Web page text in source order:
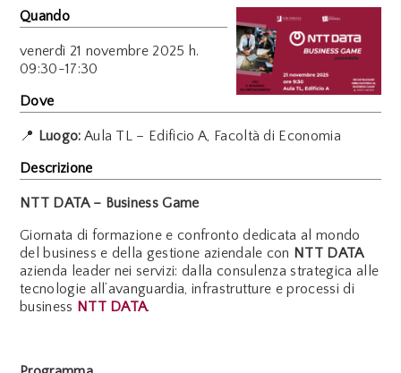
Quando
venerdì 21 novembre 2025 h.
09:30-17:30
Dove
📍 Luogo: Aula TL – Edificio A, Facoltà di Economia
Descrizione
NTT DATA – Business Game
Giornata di formazione e confronto dedicata al mondo
del business e della gestione aziendale con NTT DATA
azienda leader nei servizi: dalla consulenza strategica alle
tecnologie all’avanguardia, infrastrutture e processi di
business NTT DATA.